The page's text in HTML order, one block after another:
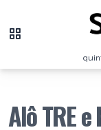
Alô TRE